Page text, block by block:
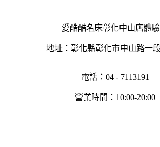
愛酷酷名床彰化中山店體
地址：彰化縣彰化市中山路一
電話：04 - 7113191
營業時間：10:00-20:00